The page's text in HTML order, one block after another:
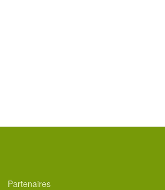
Partenaires